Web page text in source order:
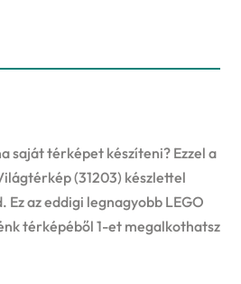
saját térképet készíteni? Ezzel a
(31203) készlettel
az eddigi legnagyobb LEGO
térképéből 1-et megalkothatsz